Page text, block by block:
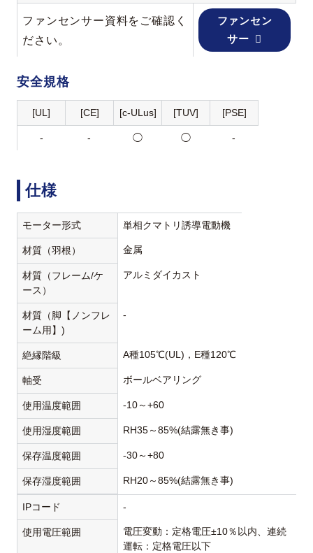
ファンセンサー資料をご確認く
ださい。
ファンセン
サー
安全規格
[UL] [CE] [c-ULus] [TUV] [PSE]
- - ◯ ◯ -
仕様
モーター形式 単相クマトリ誘導電動機
材質（羽根） 金属
材質（フレーム/ケ
ース）
アルミダイカスト
材質（脚【ノンフレ
ーム用】)
-
絶縁階級 A種105℃(UL)，E種120℃
軸受 ボールベアリング
使用温度範囲 -10～+60
使用湿度範囲 RH35～85%(結露無き事)
保存温度範囲 -30～+80
保存湿度範囲 RH20～85%(結露無き事)
IPコード -
使用電圧範囲
電圧変動：定格電圧±10％以内、連続
運転：定格電圧以下